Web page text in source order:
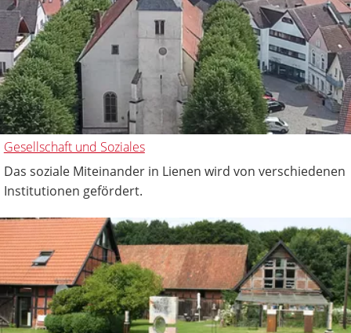
Gesellschaft und Soziales
Das soziale Miteinander in Lienen wird von verschiedenen
Institutionen gefördert.